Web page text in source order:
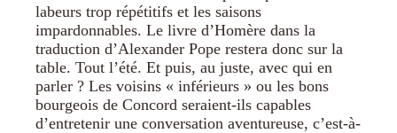
labeurs trop répétitifs et les saisons
impardonnables. Le livre d’Homère dans la
traduction d’Alexander Pope restera donc sur la
table. Tout l’été. Et puis, au juste, avec qui en
parler ? Les voisins « inférieurs » ou les bons
bourgeois de Concord seraient-ils capables
d’entretenir une conversation aventureuse, c’est-à-